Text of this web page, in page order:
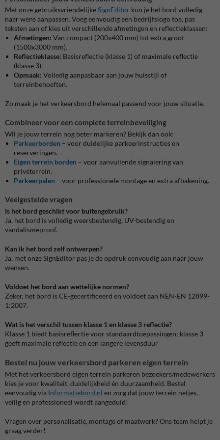
Met onze gebruiksvriendelijkeSignEditor kun je het bord volledig
naar wens aanpassen. Voeg eenvoudig een bedrijfslogo toe, pas
teksten aan of kies uit verschillende afmetingen en reflectieklassen:
Afmetingen: Van compact (200x400 mm) tot extra groot
(1500x3000 mm).
Reflectieklasse: Basisreflectie (klasse 1) of maximale reflectie
(klasse 3).
Opmaak: Volledig aanpasbaar aan jouw huisstijl of
terreinbehoeften.
Zo maak je het verkeersbord helemaal passend voor jouw situatie.
Combineer voor een complete terreinbeveiliging
Wil je jouw terrein nog beter markeren? Bekijk dan ook:
Parkeerborden – voor duidelijke parkeerinstructies en
reserveringen.
Eigen terrein borden – voor aanvullende signalering van
privéterrein.
Parkeerpalen – voor professionele montage en extra afbakening.
Veelgestelde vragen
Is het bord geschikt voor buitengebruik?
Ja, het bord is volledig weersbestendig, UV-bestendig en
vandalismeproof.
Kan ik het bord zelf ontwerpen?
Ja, met onze SignEditor pas je de opdruk eenvoudig aan naar jouw
wensen.
Voldoet het bord aan wettelijke normen?
Zeker, het bord is CE-gecertificeerd en voldoet aan NEN-EN 12899-
1:2007.
Wat is het verschil tussen klasse 1 en klasse 3 reflectie?
Klasse 1 biedt basisreflectie voor standaardtoepassingen; klasse 3
geeft maximale reflectie en een langere levensduur
Bestel nu jouw verkeersbord parkeren eigen terrein
Met het verkeersbord eigen terrein parkeren bezoekers/medewerkers
kies je voor kwaliteit, duidelijkheid én duurzaamheid. Bestel
eenvoudig via Informatiebord.nl en zorg dat jouw terrein netjes,
veilig en professioneel wordt aangeduid!
Vragen over personalisatie, montage of maatwerk? Ons team helpt je
graag verder!